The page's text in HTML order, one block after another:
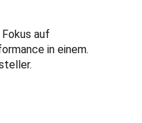
auf
in einem.